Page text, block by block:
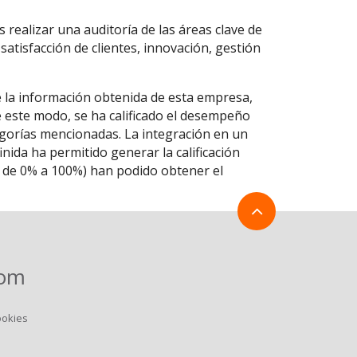
una auditoría de las áreas clave de
de clientes, innovación, gestión
información obtenida de esta empresa,
modo, se ha calificado el desempeño
mencionadas. La integración en un
ha permitido generar la calificación
0% a 100%) han podido obtener el